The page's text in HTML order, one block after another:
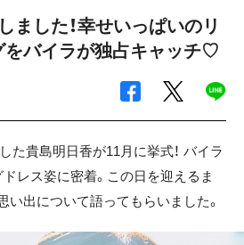
ました！幸せいっぱいのリ
をバイラが独占キャッチ♡
た貴島明日香が11月に挙式！ バイラ
レス姿に密着。この日を迎えるま
い出について語ってもらいました。